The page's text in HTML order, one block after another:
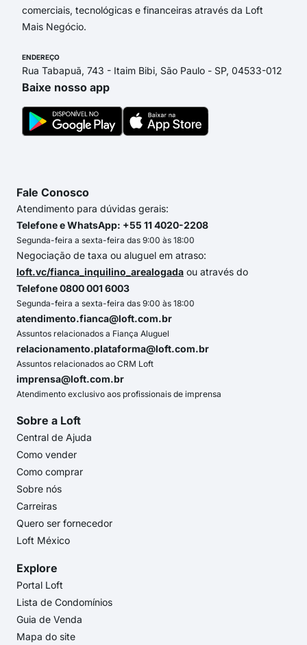
comerciais, tecnológicas e financeiras através da Loft
Mais Negócio.
ENDEREÇO
Rua Tabapuã, 743 - Itaim Bibi, São Paulo - SP, 04533-012
Baixe nosso app
Fale Conosco
Atendimento para dúvidas gerais:
Telefone e WhatsApp: +55 11 4020-2208
Segunda-feira a sexta-feira das 9:00 às 18:00
Negociação de taxa ou aluguel em atraso:
loft.vc/fianca_inquilino_arealogada ou através do
Telefone 0800 001 6003
Segunda-feira a sexta-feira das 9:00 às 18:00
atendimento.fianca@loft.com.br
Assuntos relacionados a Fiança Aluguel
relacionamento.plataforma@loft.com.br
Assuntos relacionados ao CRM Loft
imprensa@loft.com.br
Atendimento exclusivo aos profissionais de imprensa
Sobre a Loft
Central de Ajuda
Como vender
Como comprar
Sobre nós
Carreiras
Quero ser fornecedor
Loft México
Explore
Portal Loft
Lista de Condomínios
Guia de Venda
Mapa do site